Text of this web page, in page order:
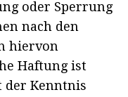
oder Sperrung
nach den
hiervon
Haftung ist
der Kenntnis